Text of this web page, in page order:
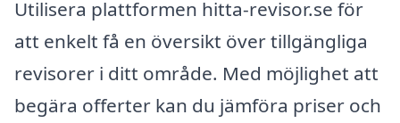
Utilisera plattformen hitta-revisor.se för
att enkelt få en översikt över tillgängliga
revisorer i ditt område. Med möjlighet att
begära offerter kan du jämföra priser och